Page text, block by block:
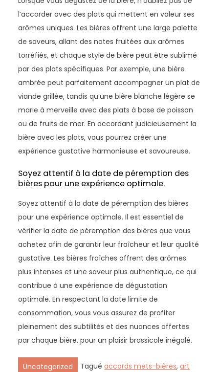
l’accorder avec des plats qui mettent en valeur ses
arômes uniques. Les bières offrent une large palette
de saveurs, allant des notes fruitées aux arômes
torréfiés, et chaque style de bière peut être sublimé
par des plats spécifiques. Par exemple, une bière
ambrée peut parfaitement accompagner un plat de
viande grillée, tandis qu’une bière blanche légère se
marie à merveille avec des plats à base de poisson
ou de fruits de mer. En accordant judicieusement la
bière avec les plats, vous pourrez créer une
expérience gustative harmonieuse et savoureuse.
Soyez attentif à la date de péremption des
bières pour une expérience optimale.
Soyez attentif à la date de péremption des bières
pour une expérience optimale. Il est essentiel de
vérifier la date de péremption des bières que vous
achetez afin de garantir leur fraîcheur et leur qualité
gustative. Les bières fraîches offrent des arômes
plus intenses et une saveur plus authentique, ce qui
contribue à une expérience de dégustation
optimale. En respectant la date limite de
consommation, vous vous assurez de profiter
pleinement des subtilités et des nuances offertes
par chaque bière, pour un plaisir brassicole inégalé.
Uncategorized Taguéaccords mets-bières,art